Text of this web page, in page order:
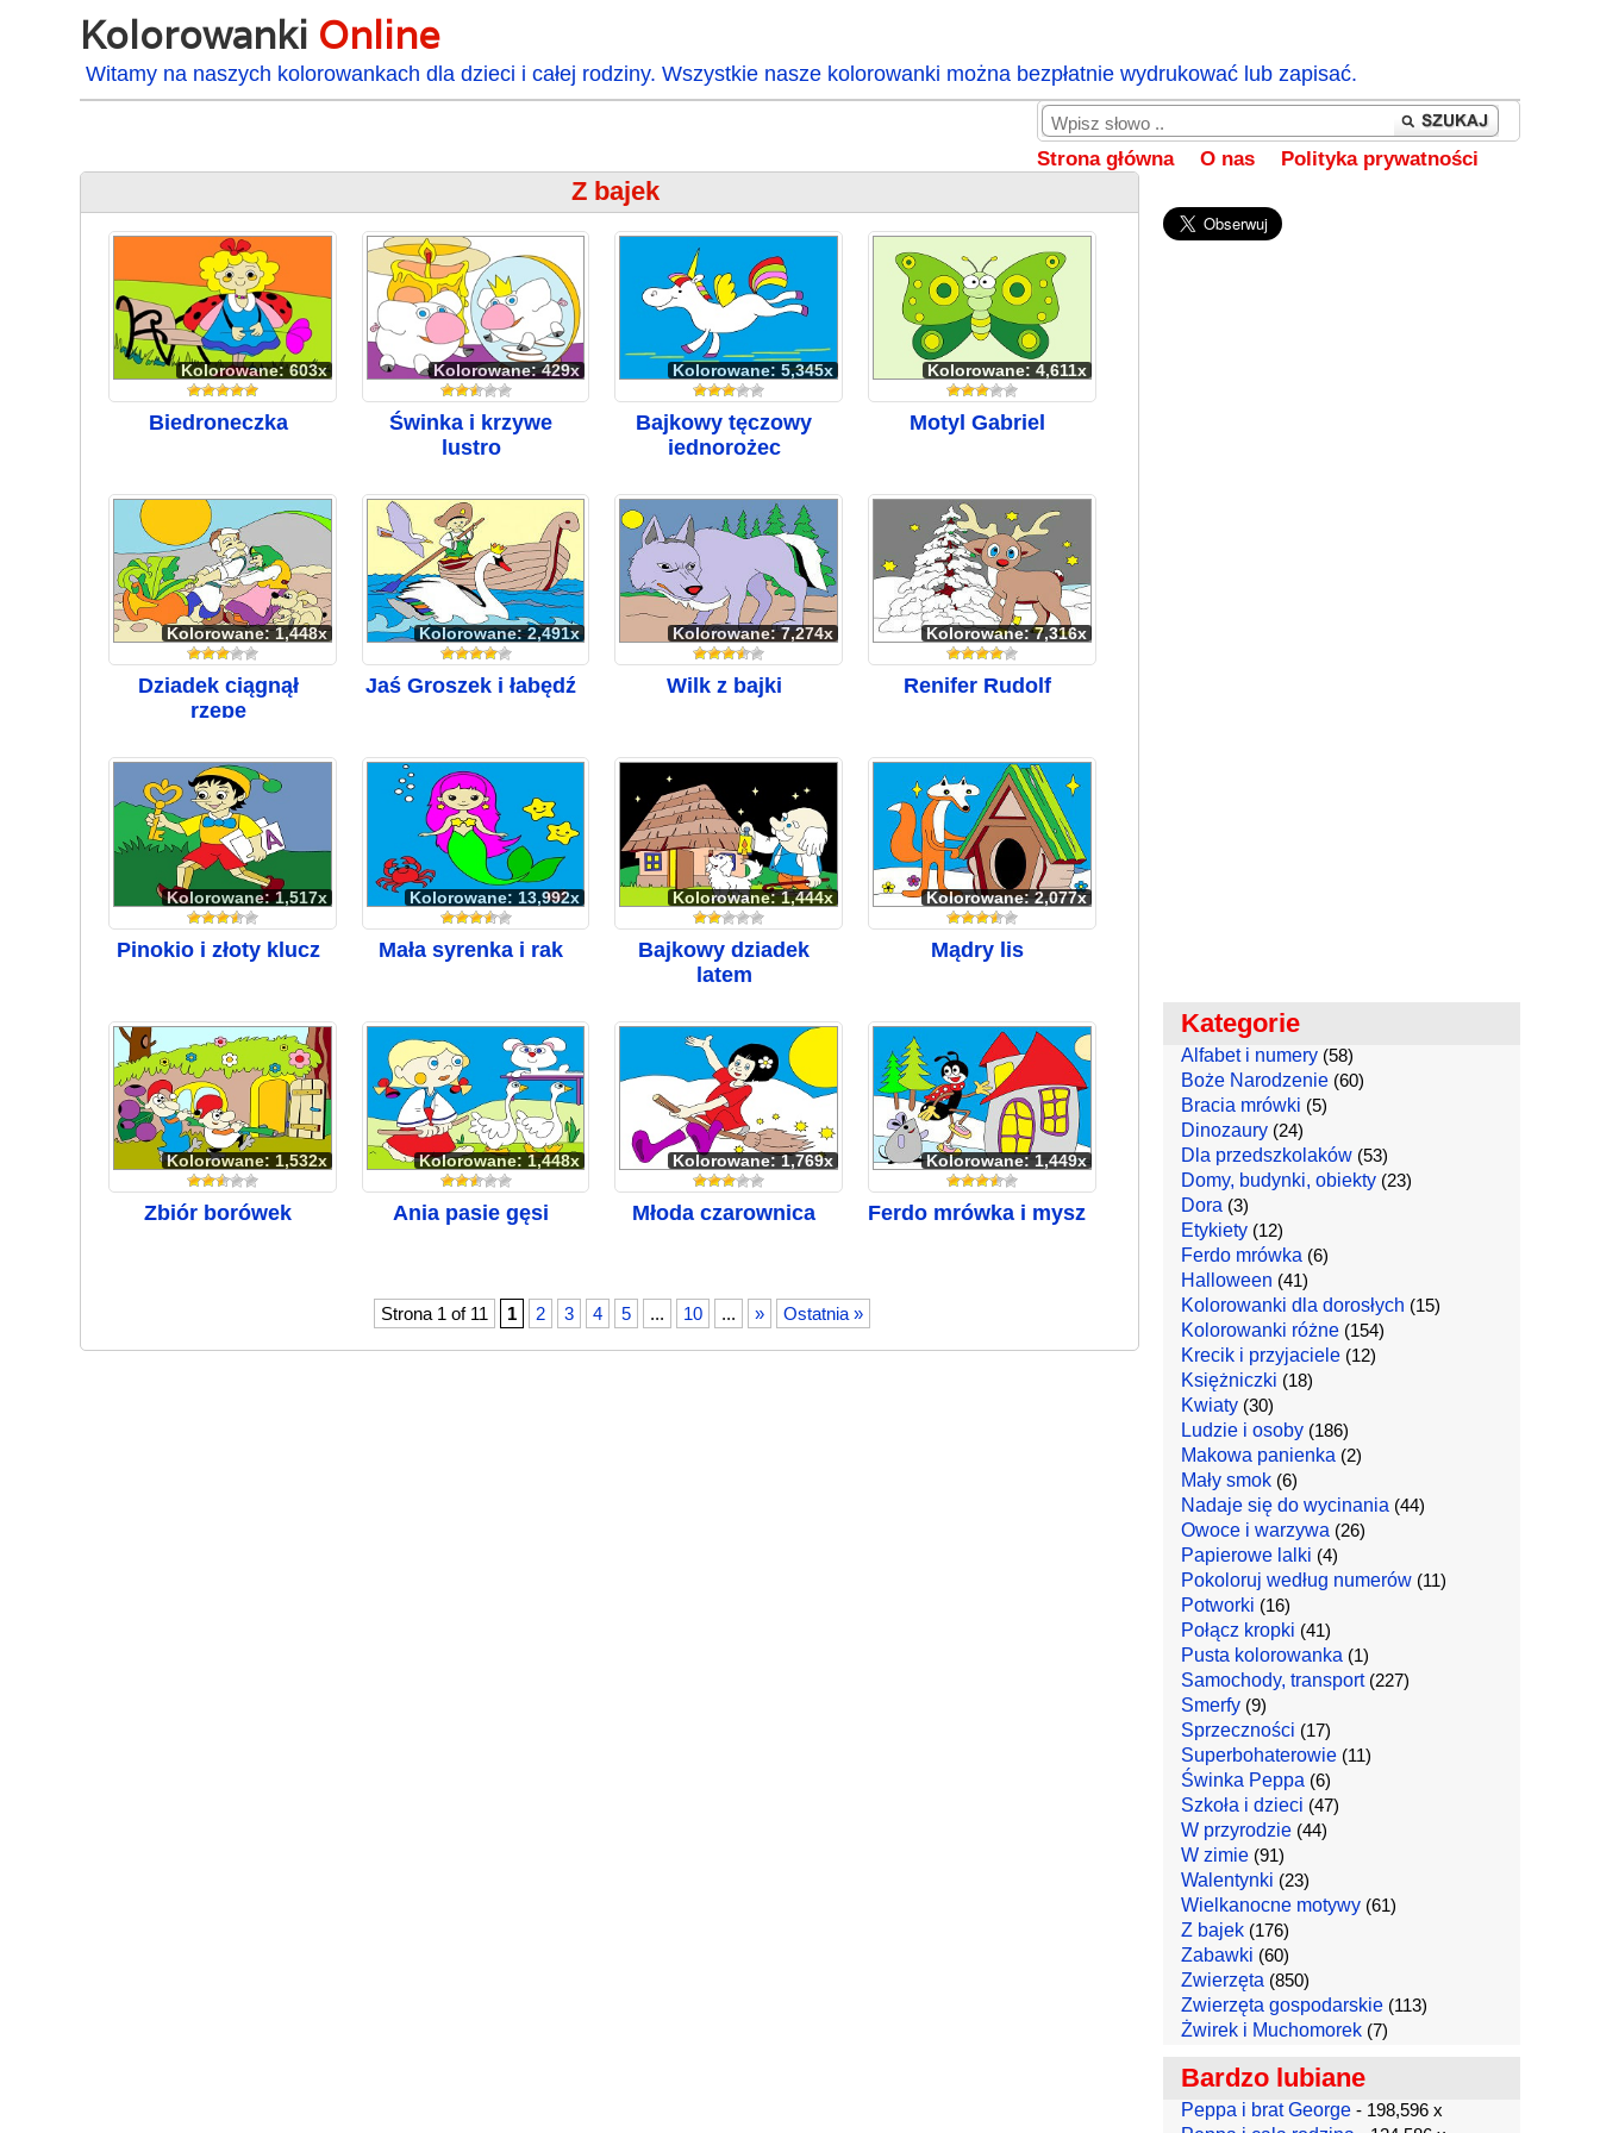
Kolorowanki Online
Witamy na naszych kolorowankach dla dzieci i całej rodziny. Wszystkie nasze kolorowanki można bezpłatnie wydrukować lub zapisać.
Strona główna O nas Polityka prywatności
Z bajek
Kolorowane: 603x
Biedroneczka
Kolorowane: 429x
Świnka i krzywe
lustro
Kolorowane: 5,345x
Bajkowy tęczowy
jednorożec
Kolorowane: 4,611x
Motyl Gabriel
Kolorowane: 1,448x
Dziadek ciągnął
rzepę
Kolorowane: 2,491x
Jaś Groszek i łabędź
Kolorowane: 7,274x
Wilk z bajki
Kolorowane: 7,316x
Renifer Rudolf
Kolorowane: 1,517x
Pinokio i złoty klucz
Kolorowane: 13,992x
Mała syrenka i rak
Kolorowane: 1,444x
Bajkowy dziadek
latem
Kolorowane: 2,077x
Mądry lis
Kolorowane: 1,532x
Zbiór borówek
Kolorowane: 1,448x
Ania pasie gęsi
Kolorowane: 1,769x
Młoda czarownica
Kolorowane: 1,449x
Ferdo mrówka i mysz
Strona 1 of 11 1 2 3 4 5 ... 10 ... » Ostatnia »
Kategorie
Alfabet i numery(58)
Boże Narodzenie(60)
Bracia mrówki (5)
Dinozaury(24)
Dla przedszkolaków(53)
Domy, budynki, obiekty(23)
Dora (3)
Etykiety(12)
Ferdo mrówka (6)
Halloween (41)
Kolorowanki dla dorosłych (15)
Kolorowanki różne(154)
Krecik i przyjaciele(12)
Księżniczki (18)
Kwiaty(30)
Ludzie i osoby(186)
Makowa panienka (2)
Mały smok(6)
Nadaje się do wycinania (44)
Owoce i warzywa (26)
Papierowe lalki (4)
Pokoloruj według numerów(11)
Potworki (16)
Połącz kropki (41)
Pusta kolorowanka (1)
Samochody, transport(227)
Smerfy(9)
Sprzeczności (17)
Superbohaterowie(11)
Świnka Peppa (6)
Szkoła i dzieci (47)
W przyrodzie(44)
W zimie(91)
Walentynki (23)
Wielkanocne motywy(61)
Z bajek(176)
Zabawki (60)
Zwierzęta (850)
Zwierzęta gospodarskie(113)
Żwirek i Muchomorek(7)
Bardzo lubiane
Peppa i brat George- 198,596 x